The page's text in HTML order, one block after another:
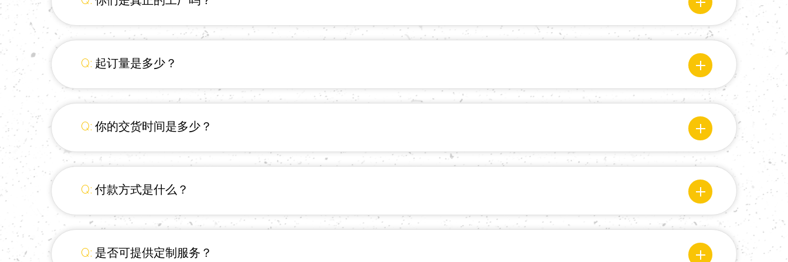
Q: 起订量是多少？
Q: 你的交货时间是多少？
Q: 付款方式是什么？
Q: 是否可提供定制服务？